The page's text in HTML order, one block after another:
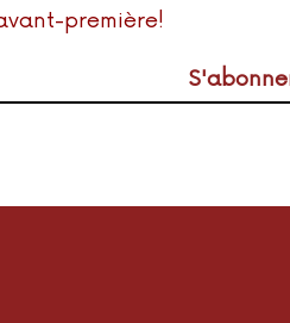
première!